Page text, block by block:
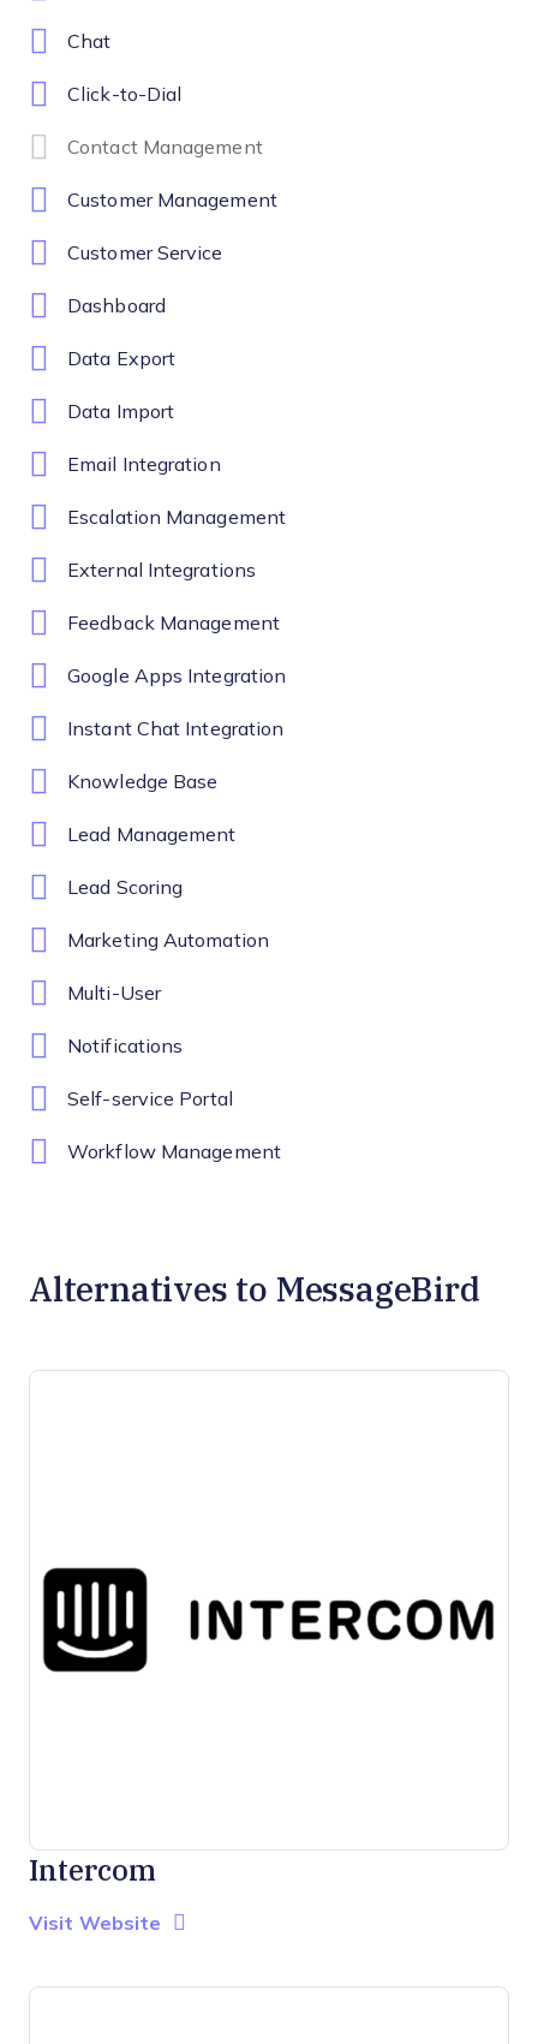
Chat
Click-to-Dial
Contact Management
Customer Management
Customer Service
Dashboard
Data Export
Data Import
Email Integration
Escalation Management
External Integrations
Feedback Management
Google Apps Integration
Instant Chat Integration
Knowledge Base
Lead Management
Lead Scoring
Marketing Automation
Multi-User
Notifications
Self-service Portal
Workflow Management
Alternatives to MessageBird
Intercom
Visit Website Opens New Window